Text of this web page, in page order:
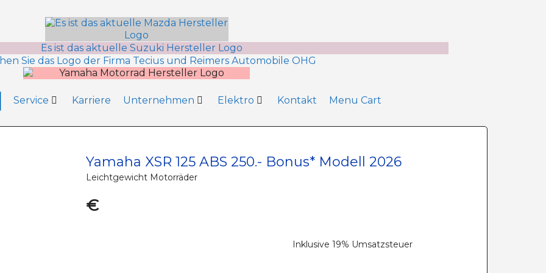
Service Karriere Unternehmen Elektro Kontakt Menu Cart
Yamaha XSR 125 ABS 250.- Bonus* Modell 2026
Leichtgewicht Motorräder
€
Inklusive 19% Umsatzsteuer